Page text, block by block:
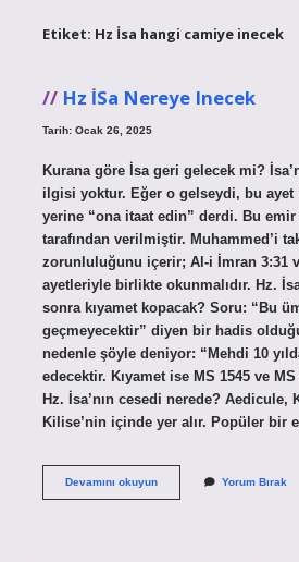
Etiket: Hz İsa hangi camiye inecek
Hz İSa Nereye Inecek
Tarih: Ocak 26, 2025
Kurana göre İsa geri gelecek mi?
ilgisi yoktur. Eğer o gelseydi, bu ayet
yerine “ona itaat edin” derdi. Bu emir
tarafından verilmiştir. Muhammed’i
zorunluluğunu içerir; Al-i İmran 3:31
ayetleriyle birlikte okunmalıdır. Hz.
sonra kıyamet kopacak? Soru: “Bu
geçmeyecektir” diyen bir hadis
nedenle şöyle deniyor: “Mehdi 10
edecektir. Kıyamet ise MS 1545 ve MS
Hz. İsa’nın cesedi nerede? Aedicule,
Kilise’nin içinde yer alır. Popüler bir
Devamını okuyunHz
Yorum Bırak